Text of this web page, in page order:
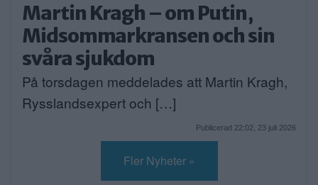
Martin Kragh – om Putin,
Midsommarkransen och sin
svåra sjukdom
På torsdagen meddelades att Martin Kragh,
Rysslandsexpert och […]
Publicerad 22:02, 23 juli 2026
Fler Nyheter »